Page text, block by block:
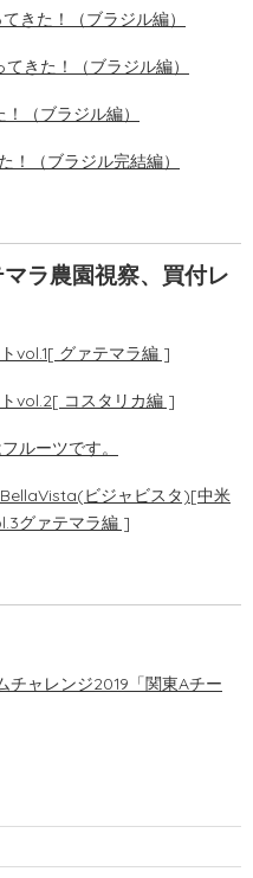
きた！（ブラジル編）
きた！（ブラジル編）
（ブラジル編）
（ブラジル完結編）
ラ農園視察、買付レ
vol.1[ グァテマラ編 ]
vol.2[ コスタリカ編 ]
ルーツです。
ビジャビスタ)[中米
グァテマラ編 ]
チャレンジ2019「関東Aチー